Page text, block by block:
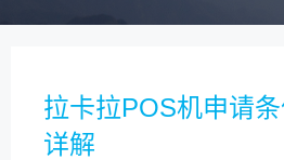
拉卡拉POS机申请
详解